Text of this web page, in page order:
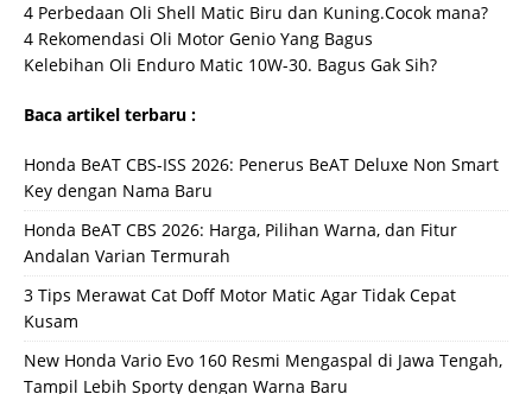
4 Perbedaan Oli Shell Matic Biru dan Kuning.Cocok mana?
4 Rekomendasi Oli Motor Genio Yang Bagus
Kelebihan Oli Enduro Matic 10W-30. Bagus Gak Sih?
Baca artikel terbaru :
Honda BeAT CBS-ISS 2026: Penerus BeAT Deluxe Non Smart
Key dengan Nama Baru
Honda BeAT CBS 2026: Harga, Pilihan Warna, dan Fitur
Andalan Varian Termurah
3 Tips Merawat Cat Doff Motor Matic Agar Tidak Cepat
Kusam
New Honda Vario Evo 160 Resmi Mengaspal di Jawa Tengah,
Tampil Lebih Sporty dengan Warna Baru